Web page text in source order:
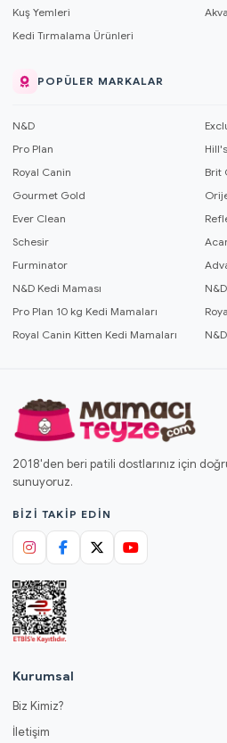
Kuş Yemleri
Kedi Tırmalama Ürünleri
POPÜLER MARKALAR
N&D
Pro Plan
Royal Canin
Brit
Gourmet Gold
Ever Clean
Schesir
Furminator
N&D Kedi Maması
Pro Plan 10 kg Kedi Mamaları
Royal Canin Kitten Kedi Mamaları
2018'den beri patili dostlarınız için
sunuyoruz.
BIZI TAKIP EDIN
Kurumsal
Biz Kimiz?
İletişim